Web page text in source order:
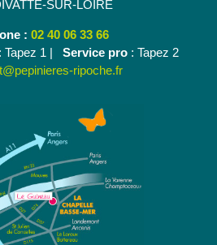
SUR-LOIRE
: 02 40 06 33 66
1 | Service pro: Tapez 2
ripoche.fr